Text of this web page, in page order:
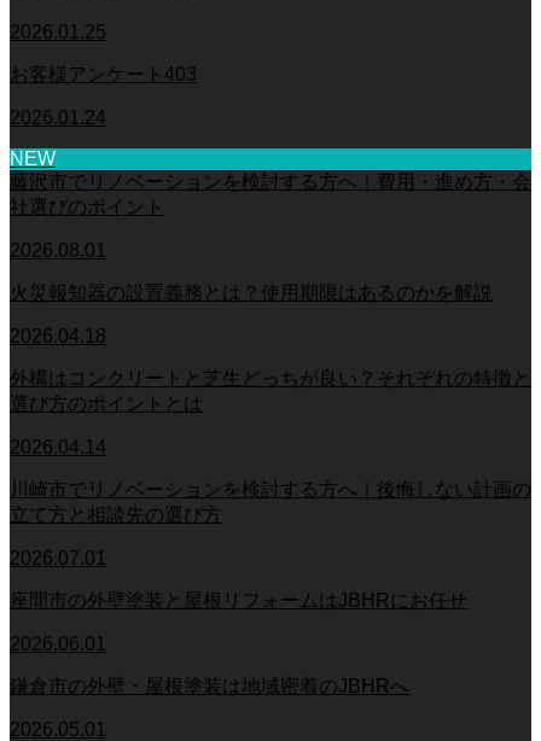
2026.01.25
お客様アンケート403
2026.01.24
NEW
藤沢市でリノベーションを検討する方へ｜費用・進め方・会
社選びのポイント
2026.08.01
火災報知器の設置義務とは？使用期限はあるのかを解説
2026.04.18
外構はコンクリートと芝生どっちが良い？それぞれの特徴と
選び方のポイントとは
2026.04.14
川崎市でリノベーションを検討する方へ｜後悔しない計画の
立て方と相談先の選び方
2026.07.01
座間市の外壁塗装と屋根リフォームはJBHRにお任せ
2026.06.01
鎌倉市の外壁・屋根塗装は地域密着のJBHRへ
2026.05.01